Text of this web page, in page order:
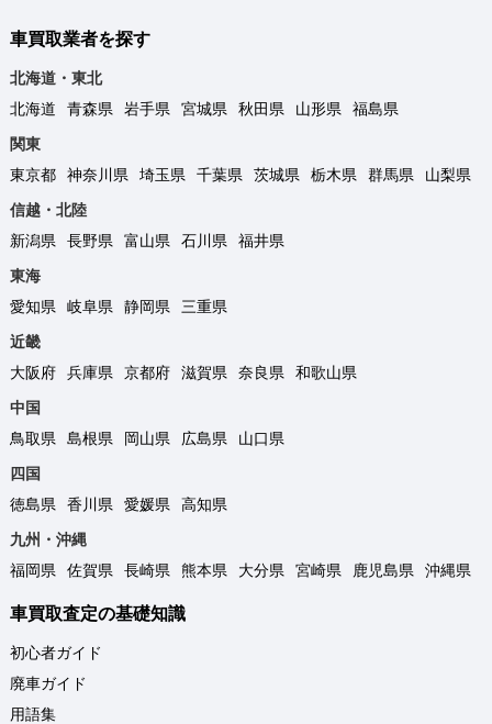
車買取業者を探す
北海道・東北
北海道
青森県 岩手県 宮城県 秋田県 山形県
福島県
関東
東京都
神奈川県 埼玉県 千葉県 茨城県 栃木県 群馬県
山梨県
信越・北陸
新潟県
長野県 富山県 石川県
福井県
東海
愛知県
岐阜県 静岡県
三重県
近畿
大阪府
兵庫県 京都府 滋賀県 奈良県
和歌山県
中国
鳥取県
島根県 岡山県 広島県
山口県
四国
徳島県
香川県 愛媛県
高知県
九州・沖縄
福岡県
佐賀県 長崎県 熊本県 大分県 宮崎県 鹿児島県 沖縄県
車買取査定の基礎知識
初心者ガイド
廃車ガイド
用語集